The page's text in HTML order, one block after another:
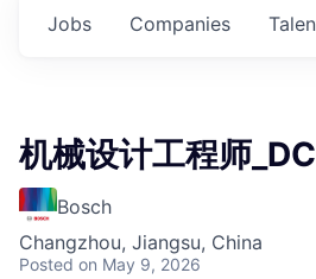
Jobs Companies
机械设计工程师
Bosch
Changzhou, Jiangsu, China
Posted on May 9, 2026